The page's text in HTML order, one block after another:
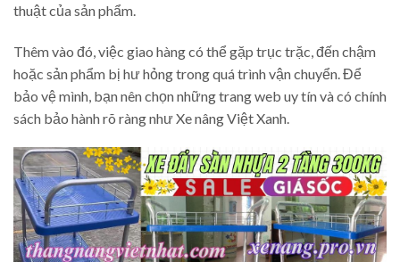
thuật của sản phẩm.
Thêm vào đó, việc giao hàng có thể gặp trục trặc, đến chậm
hoặc sản phẩm bị hư hỏng trong quá trình vận chuyển. Để
bảo vệ mình, bạn nên chọn những trang web uy tín và có chính
sách bảo hành rõ ràng như Xe nâng Việt Xanh.